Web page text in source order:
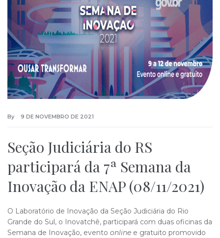
By 9 DE NOVEMBRO DE 2021
Seção Judiciária do RS
participará da 7ª Semana da
Inovação da ENAP (08/11/2021)
O Laboratório de Inovação da Seção Judiciária do Rio
Grande do Sul, o Inovatchê, participará com duas oficinas da
Semana de Inovação, evento online e gratuito promovido